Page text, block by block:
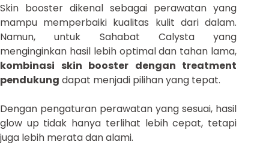
Skin booster dikenal sebagai perawatan yang
mampu memperbaiki kualitas kulit dari dalam.
Namun, untuk Sahabat Calysta yang
menginginkan hasil lebih optimal dan tahan lama,
kombinasi skin booster dengan treatment
pendukung dapat menjadi pilihan yang tepat.
Dengan pengaturan perawatan yang sesuai, hasil
glow up tidak hanya terlihat lebih cepat, tetapi
juga lebih merata dan alami.